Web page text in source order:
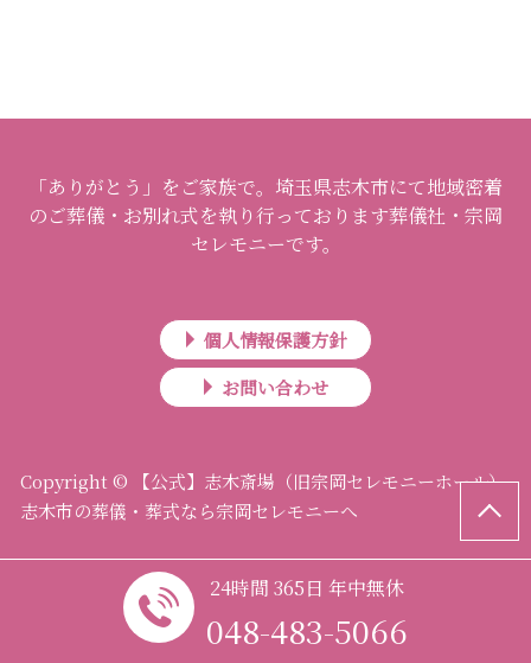
24時間 365日 年中無休
048-483-5066
「ありがとう」をご家族で。埼玉県志木市にて地域密着
のご葬儀・お別れ式を執り行っております葬儀社・宗岡
セレモニーです。
個人情報保護方針
お問い合わせ
Copyright © 【公式】志木斎場（旧宗岡セレモニーホール）
志木市の葬儀・葬式なら宗岡セレモニーへ